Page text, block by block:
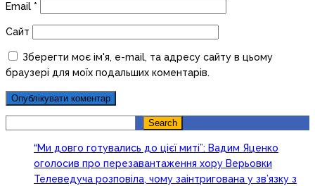
Email *
Сайт
Зберегти моє ім'я, e-mail, та адресу сайту в цьому
браузері для моїх подальших коментарів.
Search
“Ми довго готувались до цієї миті”: Вадим Яценко
оголосив про перезавантаження хору Верьовки
Телеведуча розповіла, чому заінтригована у зв’язку з